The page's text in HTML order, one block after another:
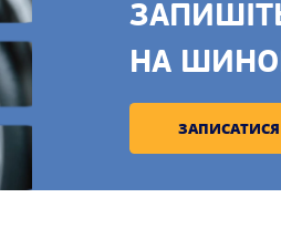
НА
ЗАПИСАТИСЯ